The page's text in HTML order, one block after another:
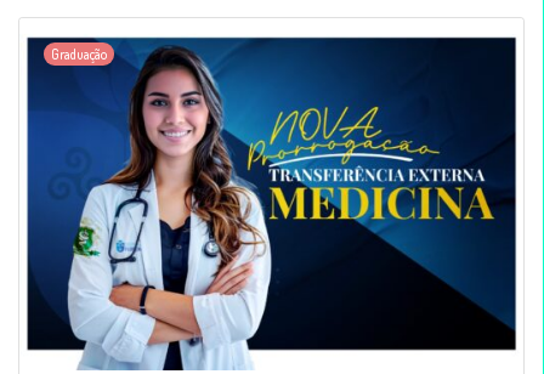
Graduação